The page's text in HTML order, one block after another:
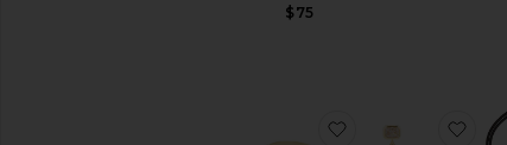
$75